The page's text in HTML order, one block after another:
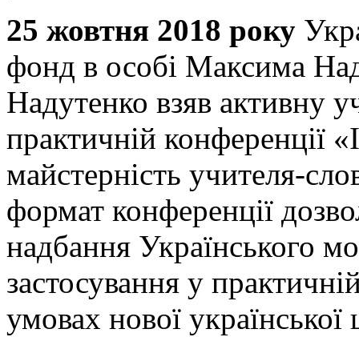
25 жовтня 2018 року
фонд в особі Максима
Надутенко взяв активну
практичній конференції
майстерність учителя-
формат конференції
надбання Українського
застосування у
умовах нової